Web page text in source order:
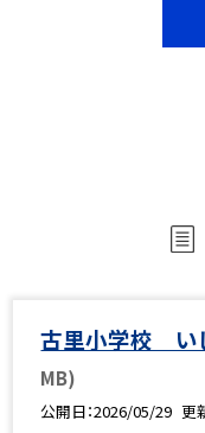
古里小学校 い
MB)
公開日 2026/05/29 更